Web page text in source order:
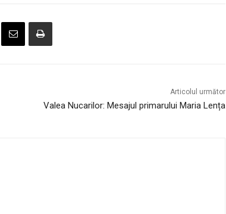
Articolul următor
Valea Nucarilor: Mesajul primarului Maria Lența